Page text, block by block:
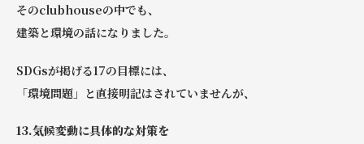
そのclubhouseの中でも、
建築と環境の話になりました。
SDGsが掲げる17の目標には、
「環境問題」と直接明記はされていませんが、
13.気候変動に具体的な対策を